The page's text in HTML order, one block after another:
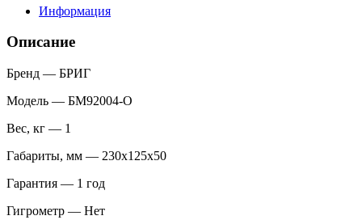
Информация
Описание
Бренд — БРИГ
Модель — БМ92004-О
Вес, кг — 1
Габариты, мм — 230х125х50
Гарантия — 1 год
Гигрометр — Нет